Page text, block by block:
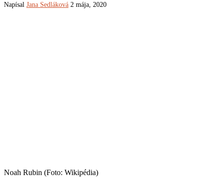
Napísal Jana Sedláková 2 mája, 2020
Noah Rubin (Foto: Wikipédia)